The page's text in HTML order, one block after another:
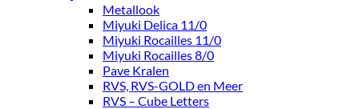
Metallook
Miyuki Delica 11/0
Miyuki Rocailles 11/0
Miyuki Rocailles 8/0
Pave Kralen
RVS, RVS-GOLD en Meer
RVS – Cube Letters